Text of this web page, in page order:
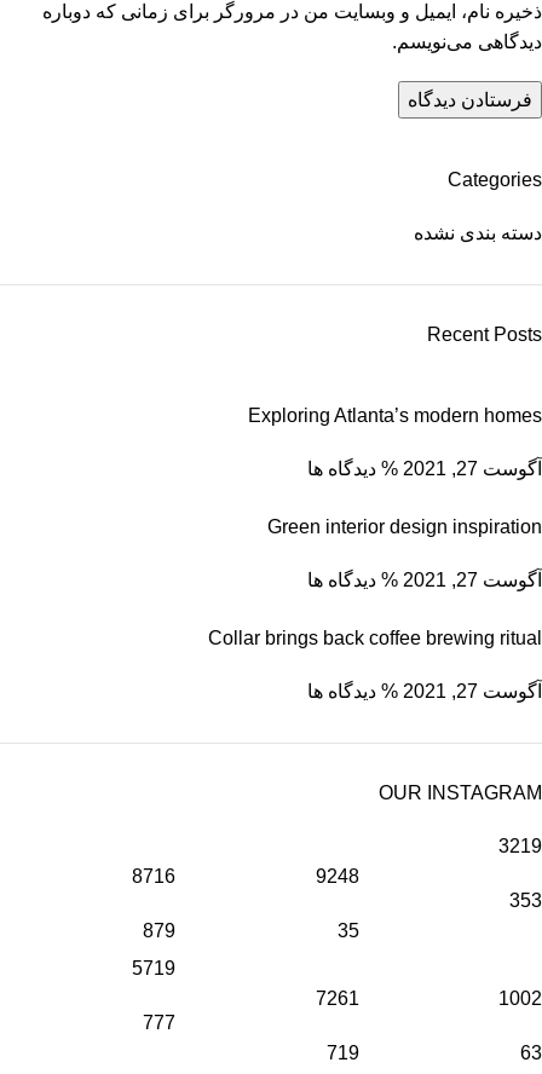
ذخیره نام، ایمیل و وبسایت من در مرورگر برای زمانی که دوباره
دیدگاهی می‌نویسم.
Categories
دسته بندی نشده
Recent Posts
Exploring Atlanta’s modern homes
آگوست 27, 2021 % دیدگاه ها
Green interior design inspiration
آگوست 27, 2021 % دیدگاه ها
Collar brings back coffee brewing ritual
آگوست 27, 2021 % دیدگاه ها
OUR INSTAGRAM
3219
353
9248
35
8716
879
1002
63
7261
719
5719
777